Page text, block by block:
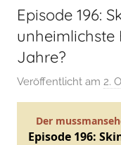
sehen
Film-
Podcast
mussmansehen.de
Episode 196:
Jahre?
Veröffentlicht am 2.